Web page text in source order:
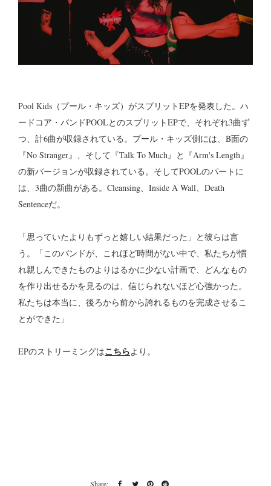
Pool Kids（プール・キッズ）がスプリットEPを発表した。ハ
ードコア・バンドPOOLとのスプリットEPで、それぞれ3曲ず
つ、計6曲が収録されている。プール・キッズ側には、B面の
『No Stranger』、そして『Talk To Much』と『Arm's Length』
の新バージョンが収録されている。そしてPOOLのパートに
は、3曲の新曲がある。Cleansing、Inside A Wall、Death
Sentenceだ。
「思っていたよりもずっと嬉しい結果だった」と彼らは言
う。「このバンドが、これほど時間がない中で、私たちが慣
れ親しんできたものよりはるかに少ない計画で、どんなもの
を作り出せるかを見るのは、信じられないほど心強かった。
私たちは本当に、後ろから前から誇れるものを完成させるこ
とができた」
EPのストリーミングはこちらより。